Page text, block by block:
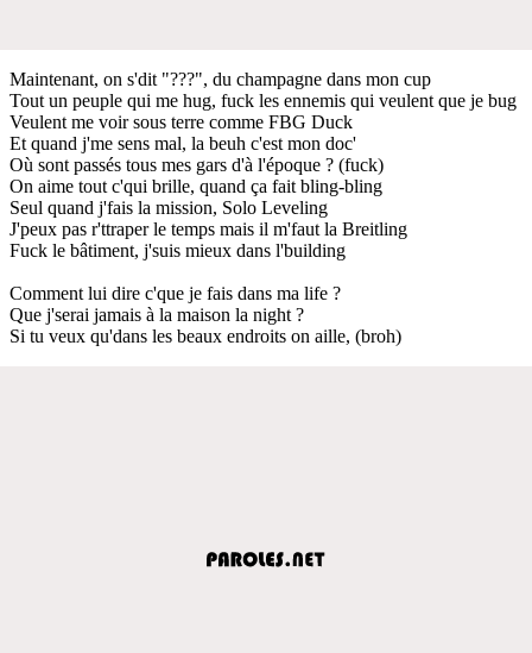
Maintenant, on s'dit "???", du champagne dans mon cup
Tout un peuple qui me hug, fuck les ennemis qui veulent que je bug
Veulent me voir sous terre comme FBG Duck
Et quand j'me sens mal, la beuh c'est mon doc'
Où sont passés tous mes gars d'à l'époque ? (fuck)
On aime tout c'qui brille, quand ça fait bling-bling
Seul quand j'fais la mission, Solo Leveling
J'peux pas r'ttraper le temps mais il m'faut la Breitling
Fuck le bâtiment, j'suis mieux dans l'building
Comment lui dire c'que je fais dans ma life ?
Que j'serai jamais à la maison la night ?
Si tu veux qu'dans les beaux endroits on aille, (broh)